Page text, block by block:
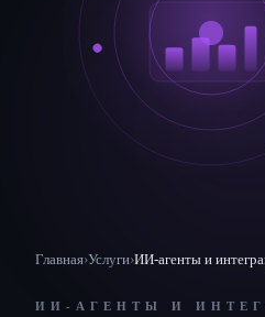
Главная›Услуги›ИИ-агенты и
ИИ-АГЕНТЫ И